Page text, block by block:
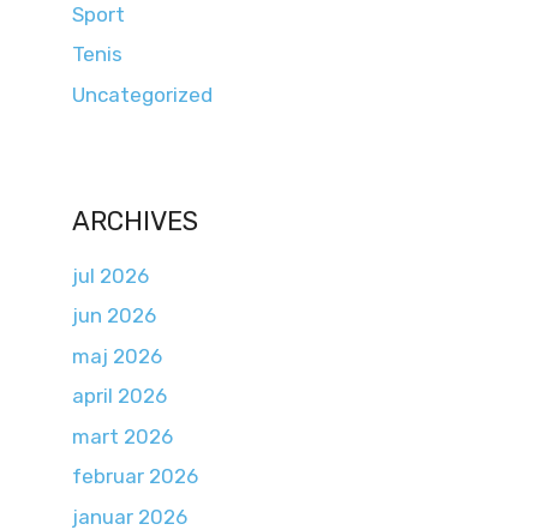
Sport
Tenis
Uncategorized
ARCHIVES
jul 2026
jun 2026
maj 2026
april 2026
mart 2026
februar 2026
januar 2026